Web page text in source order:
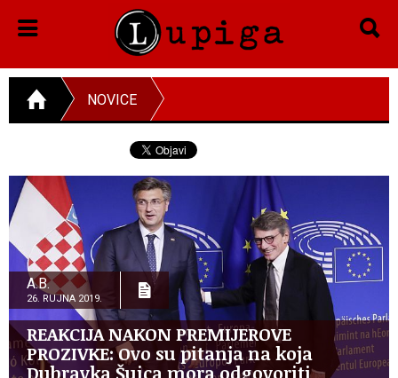
NOVICE
A.B.
26. RUJNA 2019.
REAKCIJA NAKON PREMIJEROVE
PROZIVKE: Ovo su pitanja na koja
Dubravka Šuica mora odgovoriti